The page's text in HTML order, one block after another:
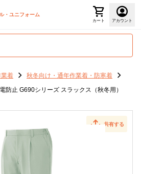
・ユニフォーム
カート アカウント
着
秋冬向け・通年作業着・防寒着
防止 G690シリーズ スラックス（秋冬用）
共有する